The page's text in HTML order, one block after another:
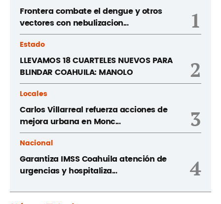
Frontera combate el dengue y otros
vectores con nebulizacion...
1
Estado
LLEVAMOS 18 CUARTELES NUEVOS PARA
BLINDAR COAHUILA: MANOLO
2
Locales
Carlos Villarreal refuerza acciones de
mejora urbana en Monc...
3
Nacional
Garantiza IMSS Coahuila atención de
urgencias y hospitaliza...
4